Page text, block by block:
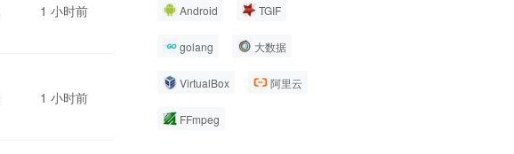
1 小时前
1 小时前
Android TGIF
golang 大数据
VirtualBox 阿里云
FFmpeg